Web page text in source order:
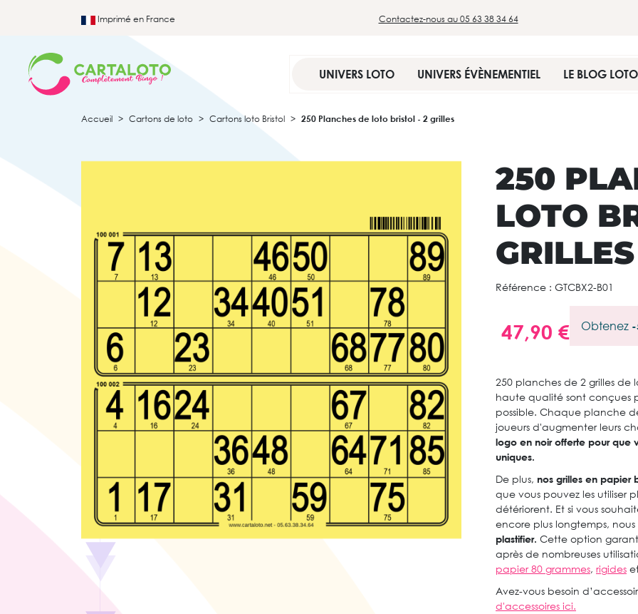
Imprimé en France Contactez-nous au 05 63 38 34 64
UNIVERS LOTO UNIVERS ÉVÈNEMENTIEL LE BLOG LOTO
Accueil Cartons de loto Cartons loto Bristol 250 Planches de loto bristol - 2 grilles
250
LOTO
GRILLES
Référence : GTCBX2-B01
47,90 € Obtenez
250 planches de 2 grilles de
haute qualité sont conçues
possible. Chaque planche
joueurs d'augmenter leurs
logo en noir offerte pour que
uniques.
De plus, nos grilles en papier
que vous pouvez les utiliser
détériorent. Et si vous
encore plus longtemps,
plastifier. Cette option
après de nombreuses
papier 80 grammes, rigides
Avez-vous besoin
d'accessoires ici.